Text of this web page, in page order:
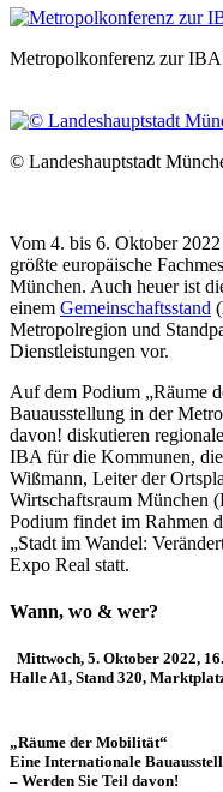
Metropolkonferenz zur
© Landeshauptstadt
Vom 4. bis 6. Oktober
größte europäische
München. Auch heuer ist
einem Gemeinschaftsstand (
Metropolregion und
Dienstleistungen vor.
Auf dem Podium „Räume
Bauausstellung in der
davon! diskutieren
IBA für die Kommunen,
Wißmann, Leiter der
Wirtschaftsraum München
Podium findet im Rahmen
„Stadt im Wandel:
Expo Real statt.
Wann, wo & wer?
Mittwoch, 5. Oktober 2022,
Halle A1, Stand 320,
„Räume der Mobilität“
Eine Internationale
– Werden Sie Teil davon!